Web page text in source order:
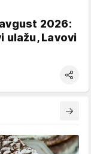
2026:
ulažu, Lavovi